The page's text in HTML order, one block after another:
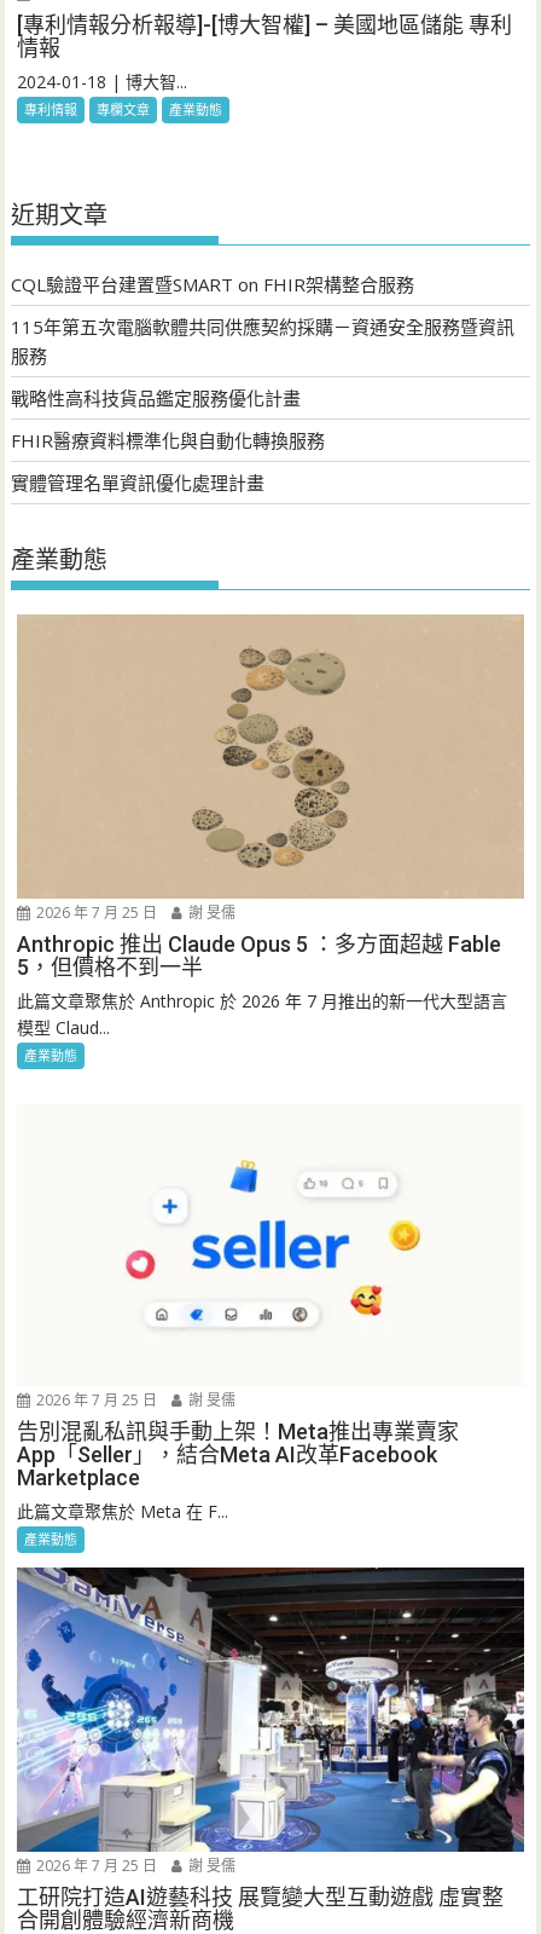
[專利情報分析報導]-[博大智權] – 美國地區儲能 專利
情報
2024-01-18 | 博大智...
專利情報 專欄文章 產業動態
近期文章
CQL驗證平台建置暨SMART on FHIR架構整合服務
115年第五次電腦軟體共同供應契約採購－資通安全服務暨資訊
服務
戰略性高科技貨品鑑定服務優化計畫
FHIR醫療資料標準化與自動化轉換服務
實體管理名單資訊優化處理計畫
產業動態
2026 年 7 月 25 日 謝 旻儒
Anthropic 推出 Claude Opus 5 ：多方面超越 Fable
5，但價格不到一半
此篇文章聚焦於 Anthropic 於 2026 年 7 月推出的新一代大型語言
模型 Claud...
產業動態
2026 年 7 月 25 日 謝 旻儒
告別混亂私訊與手動上架！Meta推出專業賣家
App「Seller」，結合Meta AI改革Facebook
Marketplace
此篇文章聚焦於 Meta 在 F...
產業動態
2026 年 7 月 25 日 謝 旻儒
工研院打造AI遊藝科技 展覽變大型互動遊戲 虛實整
合開創體驗經濟新商機